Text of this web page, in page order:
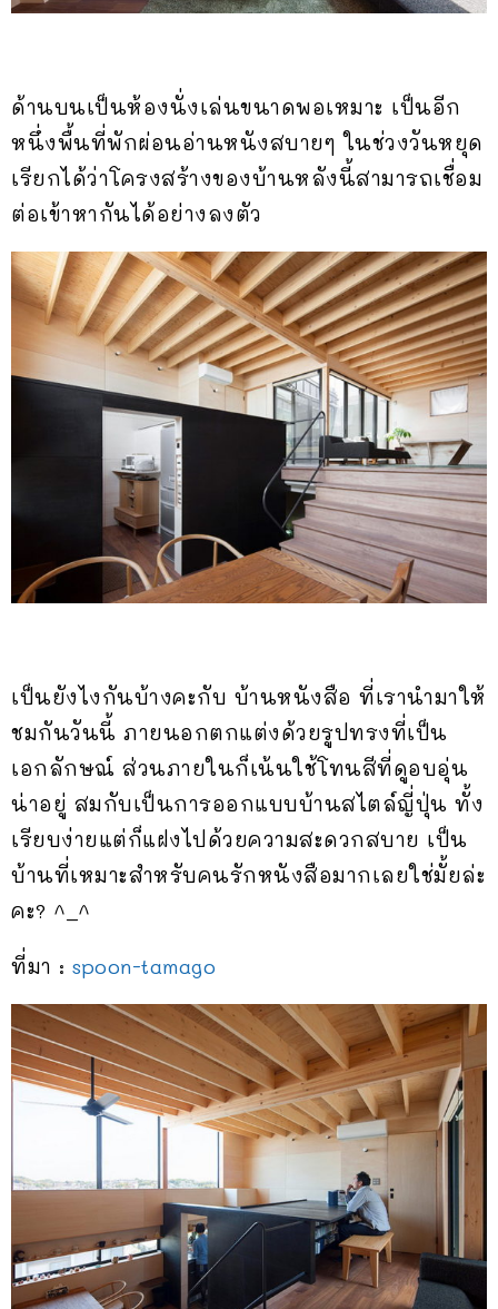
ด้านบนเป็นห้องนั่งเล่นขนาดพอเหมาะ เป็นอีก
หนึ่งพื้นที่พักผ่อนอ่านหนังสบายๆ ในช่วงวันหยุด
เรียกได้ว่าโครงสร้างของบ้านหลังนี้สามารถเชื่อม
ต่อเข้าหากันได้อย่างลงตัว
เป็นยังไงกันบ้างคะกับ บ้านหนังสือ ที่เรานำมาให้
ชมกันวันนี้ ภายนอกตกแต่งด้วยรูปทรงที่เป็น
เอกลักษณ์ ส่วนภายในก็เน้นใช้โทนสีที่ดูอบอุ่น
น่าอยู่ สมกับเป็นการออกแบบบ้านสไตล์ญี่ปุ่น ทั้ง
เรียบง่ายแต่ก็แฝงไปด้วยความสะดวกสบาย เป็น
บ้านที่เหมาะสำหรับคนรักหนังสือมากเลยใช่มั้ยล่ะ
คะ? ^_^
ที่มา : spoon-tamago